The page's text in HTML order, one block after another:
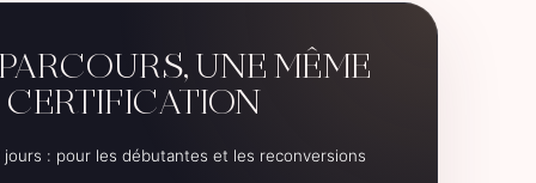
UNE MÊME
CERTIFICATION
jours : pour les débutantes et les reconversions